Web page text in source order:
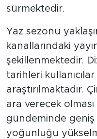
sürmektedir.
Yaz sezonu
kanallarındaki
şekillenmektedir.
tarihleri
araştırılmaktadır.
ara verecek
gündeminde geniş
yoğunluğu